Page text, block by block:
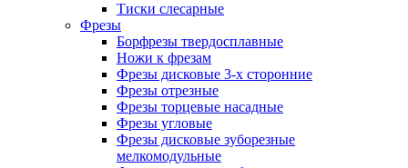
Тиски слесарные
Фрезы
Борфрезы твердосплавные
Ножи к фрезам
Фрезы дисковые 3-х сторонние
Фрезы отрезные
Фрезы торцевые насадные
Фрезы угловые
Фрезы дисковые зуборезные
мелкомодульные